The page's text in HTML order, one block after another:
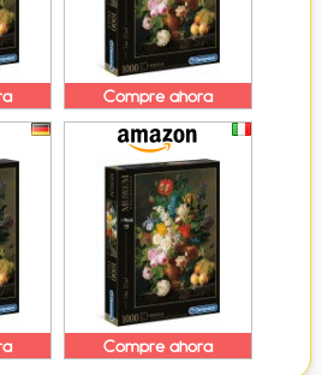
Compre ahora
Compre ahora